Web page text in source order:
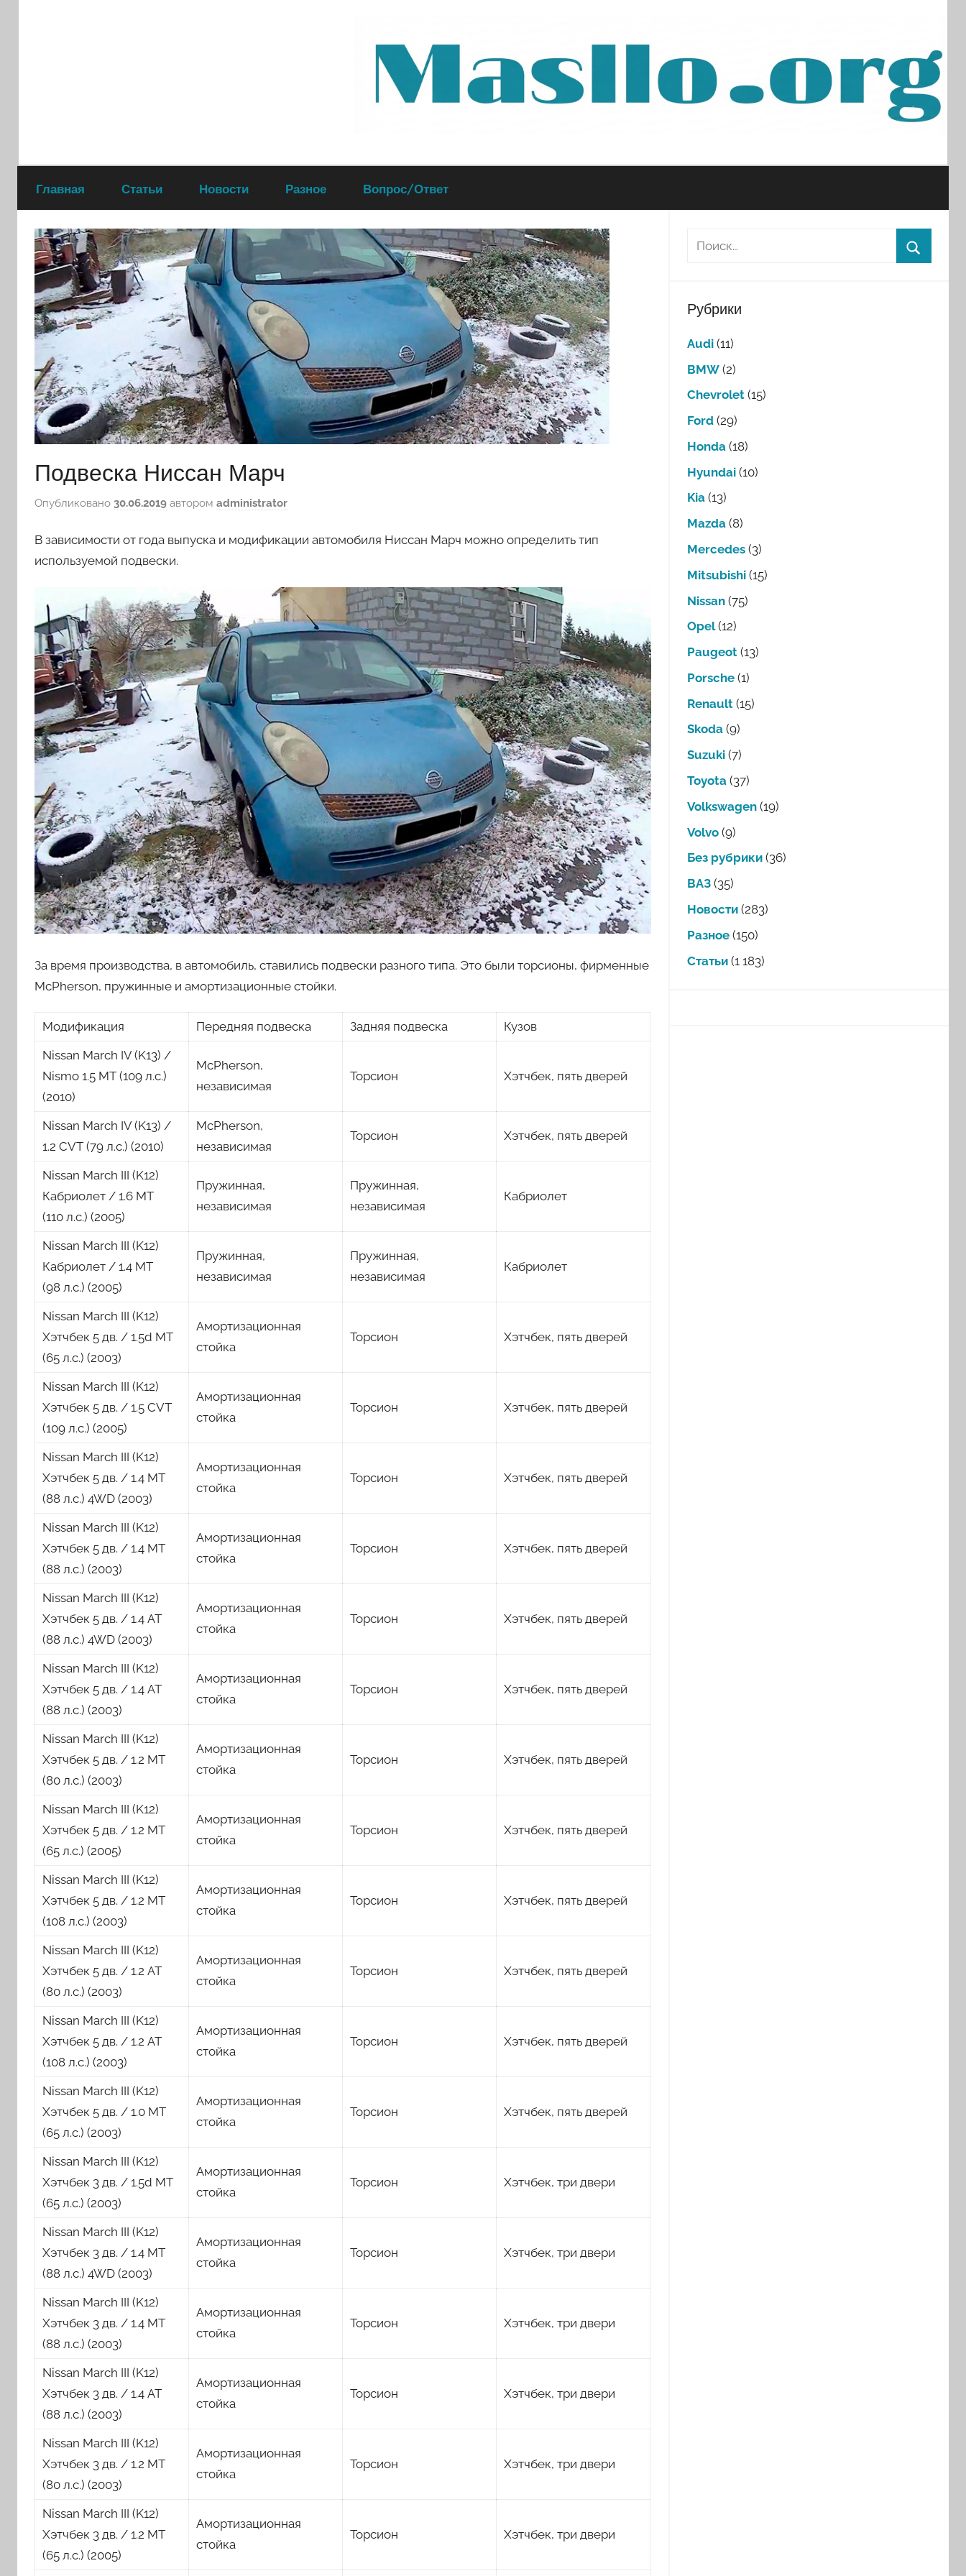
Руководство
по
обслуживанию
вашего
Главная Статьи Новости Разное Вопрос/Ответ
Подвеска Ниссан Марч
Опубликовано 30.06.2019 автором administrator
В зависимости от года выпуска и модификации автомобиля Ниссан Марч можно определить тип
используемой подвески.
За время производства, в автомобиль, ставились подвески разного типа. Это были торсионы, фирменные
McPherson, пружинные и амортизационные стойки.
Модификация Передняя подвеска Задняя подвеска
Кузов
Nissan March IV (K13) /
Nismo 1.5 MT (109 л.с.)
(2010)
McPherson,
независимая
Торсион Хэтчбек, пять дверей
Nissan March IV (K13) /
1.2 CVT (79 л.с.) (2010)
McPherson,
независимая
Торсион Хэтчбек, пять дверей
Nissan March III (K12)
Кабриолет / 1.6 MT
(110 л.с.) (2005)
Пружинная,
независимая
Пружинная,
независимая
Кабриолет
Nissan March III (K12)
Кабриолет / 1.4 MT
(98 л.с.) (2005)
Пружинная,
независимая
Пружинная,
независимая
Кабриолет
Nissan March III (K12)
Хэтчбек 5 дв. / 1.5d MT
(65 л.с.) (2003)
Амортизационная
стойка
Торсион Хэтчбек, пять дверей
Nissan March III (K12)
Хэтчбек 5 дв. / 1.5 CVT
(109 л.с.) (2005)
Амортизационная
стойка
Торсион Хэтчбек, пять дверей
Nissan March III (K12)
Хэтчбек 5 дв. / 1.4 MT
(88 л.с.) 4WD (2003)
Амортизационная
стойка
Торсион Хэтчбек, пять дверей
Nissan March III (K12)
Хэтчбек 5 дв. / 1.4 MT
(88 л.с.) (2003)
Амортизационная
стойка
Торсион Хэтчбек, пять дверей
Nissan March III (K12)
Хэтчбек 5 дв. / 1.4 AT
(88 л.с.) 4WD (2003)
Амортизационная
стойка
Торсион Хэтчбек, пять дверей
Nissan March III (K12)
Хэтчбек 5 дв. / 1.4 AT
(88 л.с.) (2003)
Амортизационная
стойка
Торсион Хэтчбек, пять дверей
Nissan March III (K12)
Хэтчбек 5 дв. / 1.2 MT
(80 л.с.) (2003)
Амортизационная
стойка
Торсион Хэтчбек, пять дверей
Nissan March III (K12)
Хэтчбек 5 дв. / 1.2 MT
(65 л.с.) (2005)
Амортизационная
стойка
Торсион Хэтчбек, пять дверей
Nissan March III (K12)
Хэтчбек 5 дв. / 1.2 MT
(108 л.с.) (2003)
Амортизационная
стойка
Торсион Хэтчбек, пять дверей
Nissan March III (K12)
Хэтчбек 5 дв. / 1.2 AT
(80 л.с.) (2003)
Амортизационная
стойка
Торсион Хэтчбек, пять дверей
Nissan March III (K12)
Хэтчбек 5 дв. / 1.2 AT
(108 л.с.) (2003)
Амортизационная
стойка
Торсион Хэтчбек, пять дверей
Nissan March III (K12)
Хэтчбек 5 дв. / 1.0 MT
(65 л.с.) (2003)
Амортизационная
стойка
Торсион Хэтчбек, пять дверей
Nissan March III (K12)
Хэтчбек 3 дв. / 1.5d MT
(65 л.с.) (2003)
Амортизационная
стойка
Торсион Хэтчбек, три двери
Nissan March III (K12)
Хэтчбек 3 дв. / 1.4 MT
(88 л.с.) 4WD (2003)
Амортизационная
стойка
Торсион Хэтчбек, три двери
Nissan March III (K12)
Хэтчбек 3 дв. / 1.4 MT
(88 л.с.) (2003)
Амортизационная
стойка
Торсион Хэтчбек, три двери
Nissan March III (K12)
Хэтчбек 3 дв. / 1.4 AT
(88 л.с.) (2003)
Амортизационная
стойка
Торсион Хэтчбек, три двери
Nissan March III (K12)
Хэтчбек 3 дв. / 1.2 MT
(80 л.с.) (2003)
Амортизационная
стойка
Торсион Хэтчбек, три двери
Nissan March III (K12)
Хэтчбек 3 дв. / 1.2 MT
(65 л.с.) (2005)
Амортизационная
стойка
Торсион Хэтчбек, три двери
Рубрики
Audi(11)
BMW(2)
Chevrolet(15)
Ford(29)
Honda(18)
Hyundai(10)
Kia(13)
Mazda(8)
Mercedes(3)
Mitsubishi(15)
Nissan(75)
Opel(12)
Paugeot(13)
Porsche(1)
Renault(15)
Skoda(9)
Suzuki(7)
Toyota(37)
Volkswagen(19)
Volvo(9)
Без рубрики(36)
ВАЗ(35)
Новости(283)
Разное(150)
Статьи(1 183)